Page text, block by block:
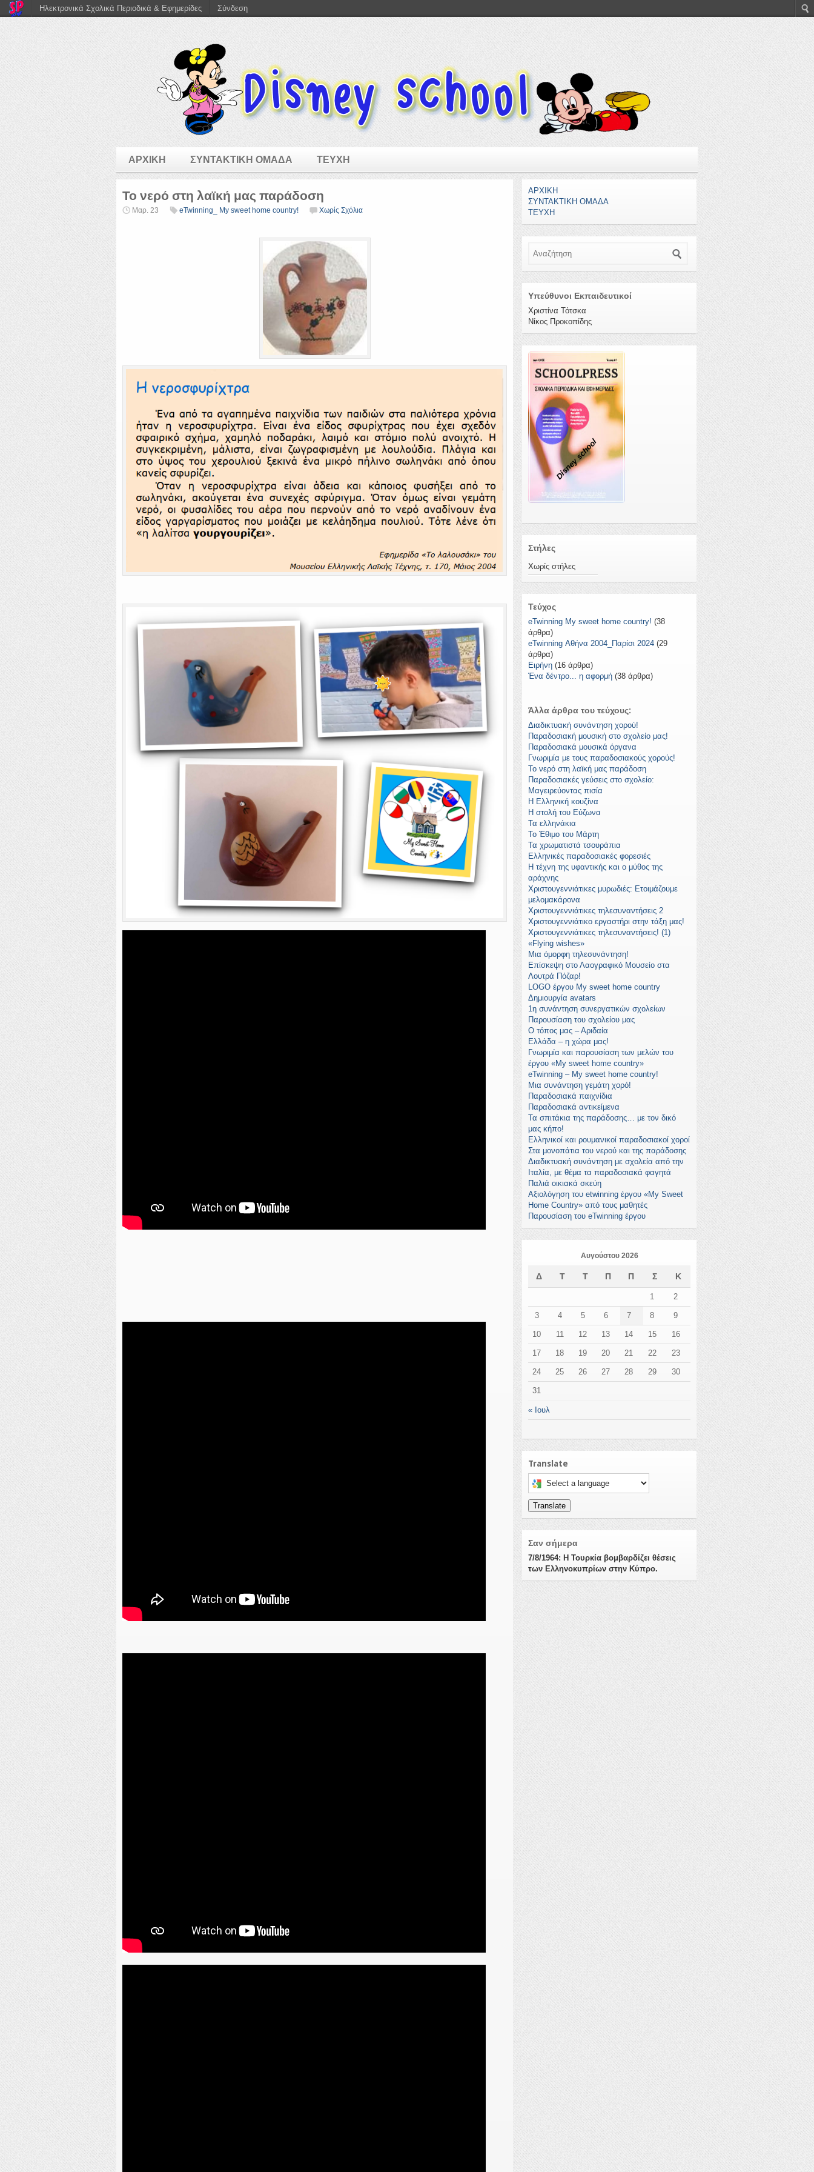
ΑΡΧΙΚΗ ΣΥΝΤΑΚΤΙΚΗ ΟΜΑΔΑ ΤΕΥΧΗ
Το νερό στη λαϊκή μας παράδοση
Μαρ. 23 eTwinning_ My sweet home country! Χωρίς Σχόλια
ΑΡΧΙΚΗ
ΣΥΝΤΑΚΤΙΚΗ ΟΜΑΔΑ
ΤΕΥΧΗ
Υπεύθυνοι Εκπαιδευτικοί
Χριστίνα Τότσκα
Νίκος Προκοπίδης
Disney school
Στήλες
Χωρίς στήλες
Τεύχος
eTwinning My sweet home country! (38
άρθρα)
eTwinning Αθήνα 2004_Παρίσι 2024 (29
άρθρα)
Ειρήνη (16 άρθρα)
Ένα δέντρο... η αφορμή (38 άρθρα)
Άλλα άρθρα του τεύχους:
Διαδικτυακή συνάντηση χορού!
Παραδοσιακή μουσική στο σχολείο μας!
Παραδοσιακά μουσικά όργανα
Γνωριμία με τους παραδοσιακούς χορούς!
Το νερό στη λαϊκή μας παράδοση
Παραδοσιακές γεύσεις στο σχολείο:
Μαγειρεύοντας πισία
Η Ελληνική κουζίνα
Η στολή του Εύζωνα
Τα ελληνάκια
Το Έθιμο του Μάρτη
Τα χρωματιστά τσουράπια
Ελληνικές παραδοσιακές φορεσιές
Η τέχνη της υφαντικής και ο μύθος της
αράχνης
Χριστουγεννιάτικες μυρωδιές: Ετοιμάζουμε
μελομακάρονα
Χριστουγεννιάτικες τηλεσυναντήσεις 2
Χριστουγεννιάτικο εργαστήρι στην τάξη μας!
Χριστουγεννιάτικες τηλεσυναντήσεις! (1)
«Flying wishes»
Μια όμορφη τηλεσυνάντηση!
Επίσκεψη στο Λαογραφικό Μουσείο στα
Λουτρά Πόζαρ!
LOGO έργου My sweet home country
Δημιουργία avatars
1η συνάντηση συνεργατικών σχολείων
Παρουσίαση του σχολείου μας
Ο τόπος μας – Αριδαία
Ελλάδα – η χώρα μας!
Γνωριμία και παρουσίαση των μελών του
έργου «My sweet home country»
eTwinning – My sweet home country!
Μια συνάντηση γεμάτη χορό!
Παραδοσιακά παιχνίδια
Παραδοσιακά αντικείμενα
Τα σπιτάκια της παράδοσης… με τον δικό
μας κήπο!
Ελληνικοί και ρουμανικοί παραδοσιακοί χοροί
Στα μονοπάτια του νερού και της παράδοσης
Διαδικτυακή συνάντηση με σχολεία από την
Ιταλία, με θέμα τα παραδοσιακά φαγητά
Παλιά οικιακά σκεύη
Αξιολόγηση του etwinning έργου «My Sweet
Home Country» από τους μαθητές
Παρουσίαση του eTwinning έργου
Αυγούστου 2026
Δ Τ Τ Π Π Σ Κ
« Ιουλ
1 2
3 4 5 6 7 8 9
10 11 12 13 14 15 16
17 18 19 20 21 22 23
24 25 26 27 28 29 30
31
Translate
Select a language to translate this page
Translate
Σαν σήμερα
7/8/1964: Η Τουρκία βομβαρδίζει θέσεις
των Ελληνοκυπρίων στην Κύπρο.
Ηλεκτρονικά Σχολικά Περιοδικά & Εφημερίδες Σύνδεση